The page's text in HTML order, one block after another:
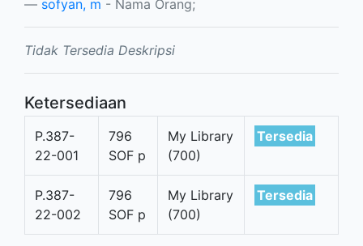
sofyan, m - Nama Orang;
Tidak Tersedia Deskripsi
Ketersediaan
P.387-
22-001
796
SOF p
My Library
(700)
Tersedia
P.387-
22-002
796
SOF p
My Library
(700)
Tersedia